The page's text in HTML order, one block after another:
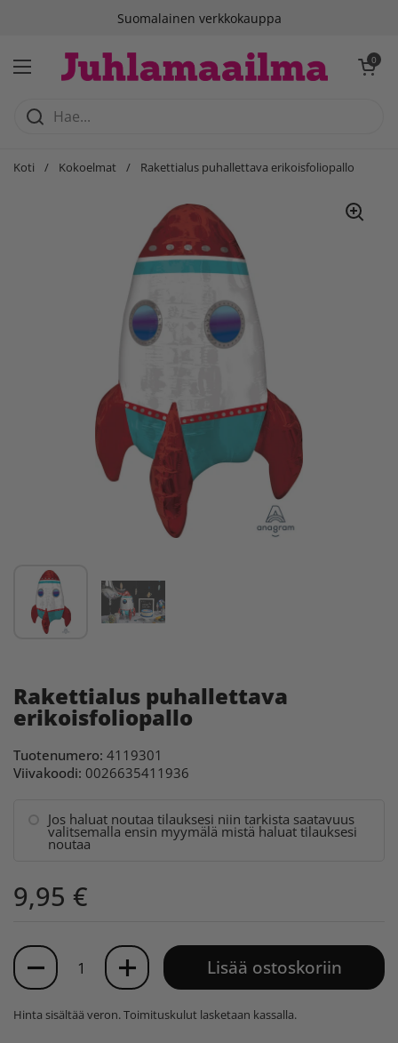
Suomalainen verkkokauppa
Avaa valikko
Avaa 0
Koti / Kokoelmat / Rakettialus puhallettava erikoisfoliopallo
Rakettialus puhallettava
erikoisfoliopallo
Tuotenumero: 4119301
Viivakoodi: 0026635411936
Jos haluat noutaa tilauksesi niin tarkista saatavuus
valitsemalla ensin myymälä mistä haluat tilauksesi
noutaa
9,95 €
Määrä
Lisää ostoskoriin
Hinta sisältää veron.Toimituskulut lasketaan kassalla.